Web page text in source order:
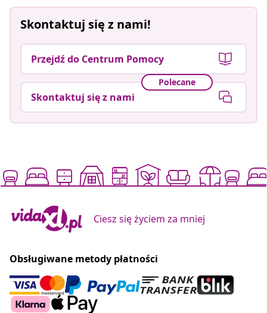
Skontaktuj się z nami!
Przejdź do Centrum Pomocy
Polecane
Skontaktuj się z nami
Ciesz się życiem za mniej
Obsługiwane metody płatności